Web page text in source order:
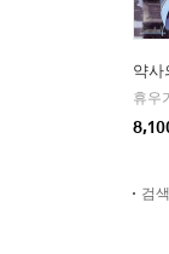
약사
검